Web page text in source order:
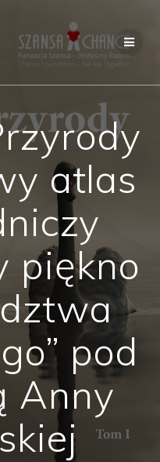
atlas
piękno
pod
Anny